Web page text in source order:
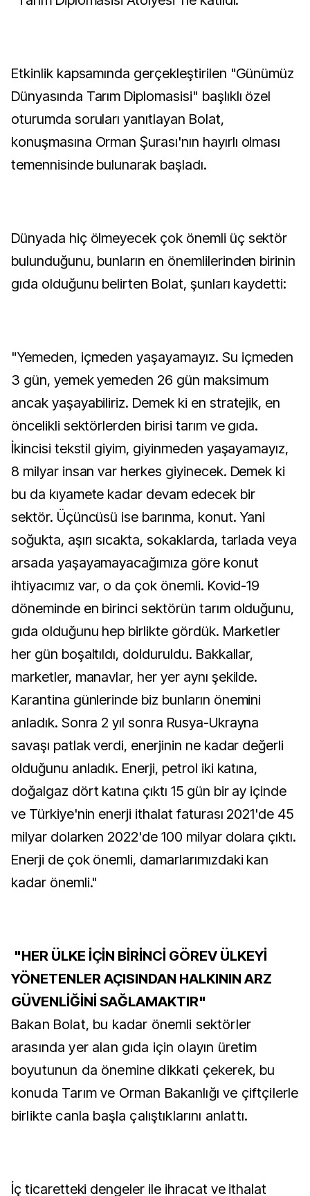
Etkinlik kapsamında gerçekleştirilen "Günümüz
Dünyasında Tarım Diplomasisi" başlıklı özel
oturumda soruları yanıtlayan Bolat,
konuşmasına Orman Şurası'nın hayırlı olması
temennisinde bulunarak başladı.
Dünyada hiç ölmeyecek çok önemli üç sektör
bulunduğunu, bunların en önemlilerinden birinin
gıda olduğunu belirten Bolat, şunları kaydetti:
"Yemeden, içmeden yaşayamayız. Su içmeden
3 gün, yemek yemeden 26 gün maksimum
ancak yaşayabiliriz. Demek ki en stratejik, en
öncelikli sektörlerden birisi tarım ve gıda.
İkincisi tekstil giyim, giyinmeden yaşayamayız,
8 milyar insan var herkes giyinecek. Demek ki
bu da kıyamete kadar devam edecek bir
sektör. Üçüncüsü ise barınma, konut. Yani
soğukta, aşırı sıcakta, sokaklarda, tarlada veya
arsada yaşayamayacağımıza göre konut
ihtiyacımız var, o da çok önemli. Kovid-19
döneminde en birinci sektörün tarım olduğunu,
gıda olduğunu hep birlikte gördük. Marketler
her gün boşaltıldı, dolduruldu. Bakkallar,
marketler, manavlar, her yer aynı şekilde.
Karantina günlerinde biz bunların önemini
anladık. Sonra 2 yıl sonra Rusya-Ukrayna
savaşı patlak verdi, enerjinin ne kadar değerli
olduğunu anladık. Enerji, petrol iki katına,
doğalgaz dört katına çıktı 15 gün bir ay içinde
ve Türkiye'nin enerji ithalat faturası 2021'de 45
milyar dolarken 2022'de 100 milyar dolara çıktı.
Enerji de çok önemli, damarlarımızdaki kan
kadar önemli."
"HER ÜLKE İÇİN BİRİNCİ GÖREV ÜLKEYİ
YÖNETENLER AÇISINDAN HALKININ ARZ
GÜVENLİĞİNİ SAĞLAMAKTIR"
Bakan Bolat, bu kadar önemli sektörler
arasında yer alan gıda için olayın üretim
boyutunun da önemine dikkati çekerek, bu
konuda Tarım ve Orman Bakanlığı ve çiftçilerle
birlikte canla başla çalıştıklarını anlattı.
İç ticaretteki dengeler ile ihracat ve ithalat